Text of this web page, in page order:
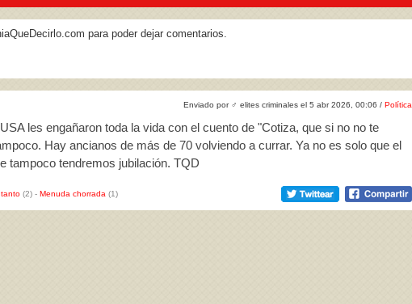
para poder dejar comentarios.
Enviado por ♂ elites criminales el 5 abr 2026, 00:06 / Política
les engañaron toda la vida con el cuento de "Cotiza, que si no no te
Hay ancianos de más de 70 volviendo a currar. Ya no es solo que el
tampoco tendremos jubilación. TQD
(2) - Menuda chorrada (1)